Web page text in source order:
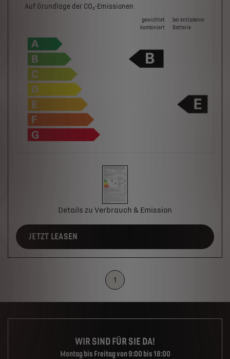
Auf Grundlage der CO₂-Emissionen
gewichtet
kombiniert
bei ent­la­de­ner
Batterie
Details zu Verbrauch & Emission
JETZT LEASEN
1
WIR SIND FÜR SIE DA!
Montag bis Freitag von 9:00 bis 18:00